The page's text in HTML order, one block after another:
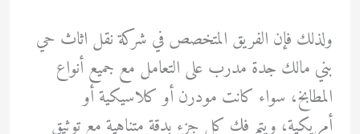
ولذلك فإن الفريق المتخصص في شركة نقل اثاث حي
بني مالك جدة مدرب على التعامل مع جميع أنواع
المطابخ، سواء كانت مودرن أو كلاسيكية أو
أمريكية، ويتم فك كل جزء بدقة متناهية مع توثيق